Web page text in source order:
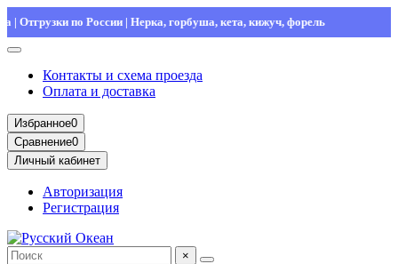
по России | Нерка, горбуша, кета, кижуч, форель
Контакты и схема проезда
Оплата и доставка
Избранное0
Сравнение0
Личный кабинет
Авторизация
Регистрация
×